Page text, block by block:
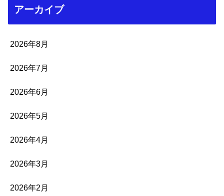
アーカイブ
2026年8月
2026年7月
2026年6月
2026年5月
2026年4月
2026年3月
2026年2月